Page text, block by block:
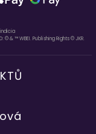
indicia
© & ™ WBEI. Publishing Rights © JKR.